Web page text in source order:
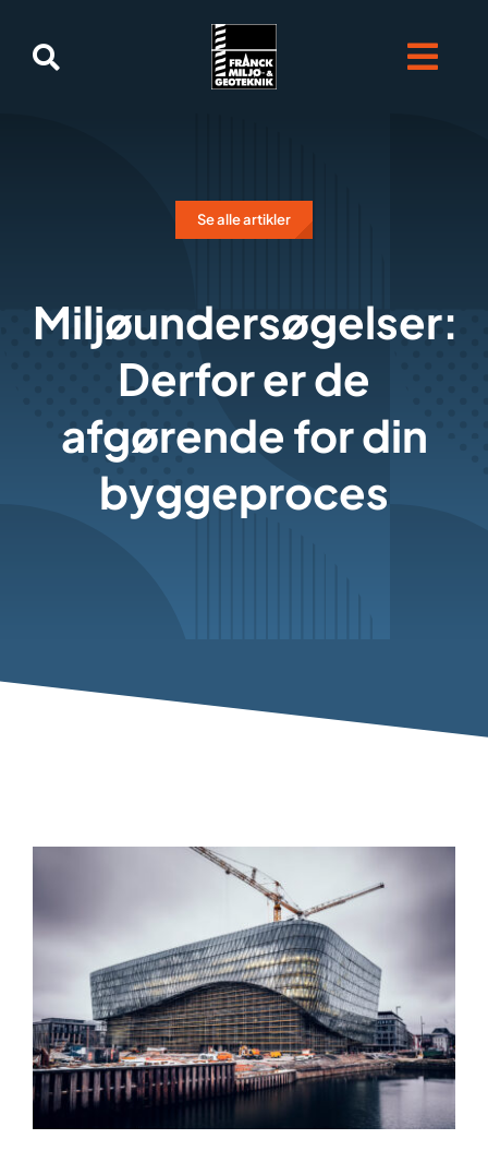
Se alle artikler
Miljøundersøgelser:
Derfor er de
afgørende for din
byggeproces